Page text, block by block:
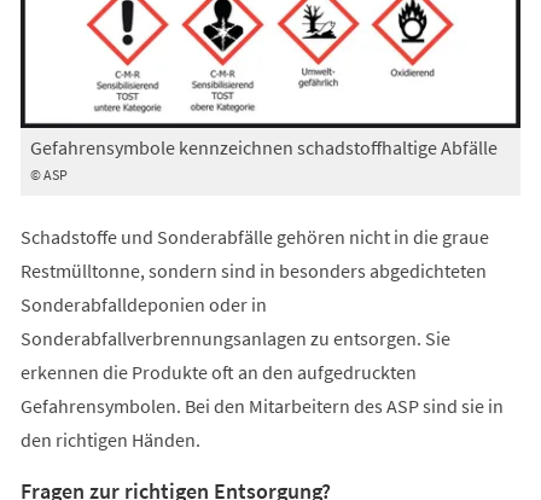
© ASP
Gefahrensymbole kennzeichnen schadstoffhaltige Abfälle
Schadstoffe und Sonderabfälle gehören nicht in die graue
Restmülltonne, sondern sind in besonders abgedichteten
Sonderabfalldeponien oder in
Sonderabfallverbrennungsanlagen zu entsorgen. Sie
erkennen die Produkte oft an den aufgedruckten
Gefahrensymbolen. Bei den Mitarbeitern des ASP sind sie in
den richtigen Händen.
Fragen zur richtigen Entsorgung?